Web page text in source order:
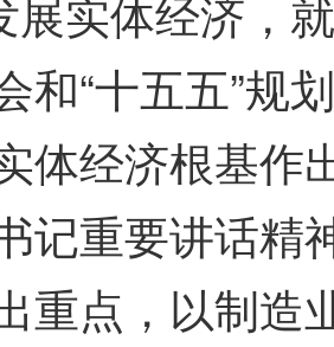
展实体经济，
和“十五五”规
体经济根基作
记重要讲话精
重点，以制造